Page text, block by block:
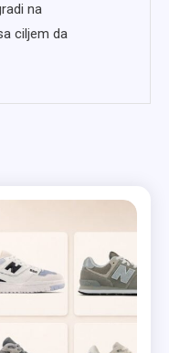
na
ciljem da